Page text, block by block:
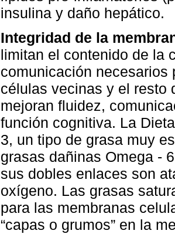
insulina y daño hepático.
Integridad de la
limitan el contenido de la
comunicación necesarios
células vecinas y el resto
mejoran fluidez,
función cognitiva. La
3, un tipo de grasa muy
grasas dañinas Omega -
sus dobles enlaces son
oxígeno. Las grasas
para las membranas
“capas o grumos” en la